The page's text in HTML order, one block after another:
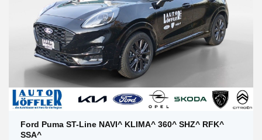
Ford Puma ST-Line NAVI^ KLIMA^ 360^ SHZ^ RFK^
SSA^